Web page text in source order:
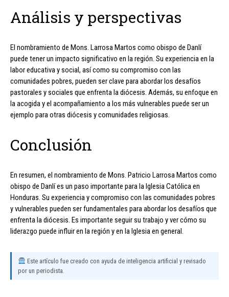
Análisis y perspectivas
El nombramiento de Mons. Larrosa Martos como obispo de Danlí
puede tener un impacto significativo en la región. Su experiencia en la
labor educativa y social, así como su compromiso con las
comunidades pobres, pueden ser clave para abordar los desafíos
pastorales y sociales que enfrenta la diócesis. Además, su enfoque en
la acogida y el acompañamiento a los más vulnerables puede ser un
ejemplo para otras diócesis y comunidades religiosas.
Conclusión
En resumen, el nombramiento de Mons. Patricio Larrosa Martos como
obispo de Danlí es un paso importante para la Iglesia Católica en
Honduras. Su experiencia y compromiso con las comunidades pobres
y vulnerables pueden ser fundamentales para abordar los desafíos que
enfrenta la diócesis. Es importante seguir su trabajo y ver cómo su
liderazgo puede influir en la región y en la Iglesia en general.
Este artículo fue creado con ayuda de inteligencia artificial y revisado
por un periodista.